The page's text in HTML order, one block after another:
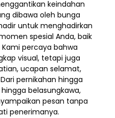
keindahan
dibawa oleh bunga
untuk menghadirkan
spesial Anda, baik
percaya bahwa
visual, tetapi juga
ucapan selamat,
pernikahan hingga
belasungkawa,
pesan tanpa
penerimanya.